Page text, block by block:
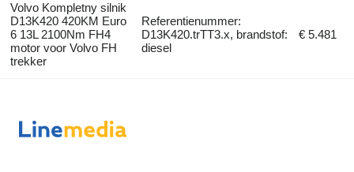
Volvo Kompletny silnik
D13K420 420KM Euro
6 13L 2100Nm FH4
motor voor Volvo FH
trekker
Referentienummer:
D13K420.trTT3.x, brandstof:
diesel
€ 5.481